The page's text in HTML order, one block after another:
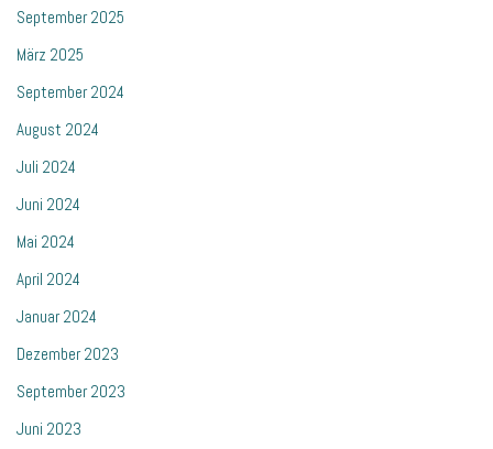
September 2025
März 2025
September 2024
August 2024
Juli 2024
Juni 2024
Mai 2024
April 2024
Januar 2024
Dezember 2023
September 2023
Juni 2023